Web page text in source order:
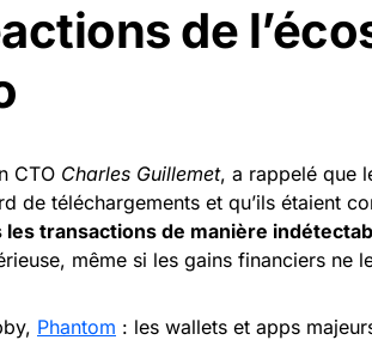
de
CTO Charles Guillemet, a rappelé que
de téléchargements et qu’ils étaient
les transactions de manière
même si les gains financiers ne
Phantom : les wallets et apps